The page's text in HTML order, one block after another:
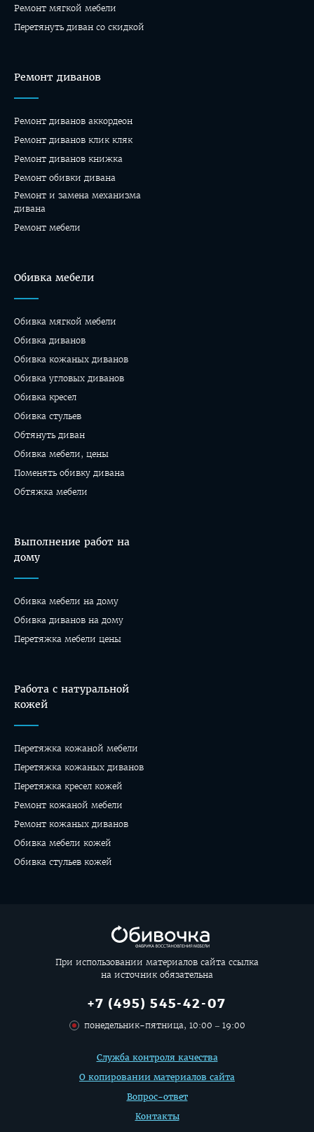
Ремонт мягкой мебели
Перетянуть диван со скидкой
Ремонт диванов
Ремонт диванов аккордеон
Ремонт диванов клик кляк
Ремонт диванов книжка
Ремонт обивки дивана
Ремонт и замена механизма
дивана
Ремонт мебели
Обивка мебели
Обивка мягкой мебели
Обивка диванов
Обивка кожаных диванов
Обивка угловых диванов
Обивка кресел
Обивка стульев
Обтянуть диван
Обивка мебели, цены
Поменять обивку дивана
Обтяжка мебели
Выполнение работ на
дому
Обивка мебели на дому
Oбивка диванов на дому
Перетяжка мебели цены
Работа с натуральной
кожей
Перетяжка кожаной мебели
Перетяжка кожаных диванов
Перетяжка кресел кожей
Ремонт кожаной мебели
Ремонт кожаных диванов
Обивка мебели кожей
Обивка стульев кожей
Дополнительная
информация
Служба контроля качества
О копировании материалов сайта
Вопрос-ответ
Контакты
При использовании материалов сайта ссылка
на источник обязательна
+7 (495) 545-42-07
понедельник-пятница, 10:00 – 19:00